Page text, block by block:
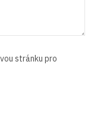
stránku pro